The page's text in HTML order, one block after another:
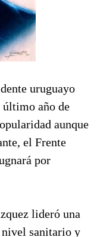
uruguayo
último año de
aunque
el Frente
por
lideró una
nivel sanitario y